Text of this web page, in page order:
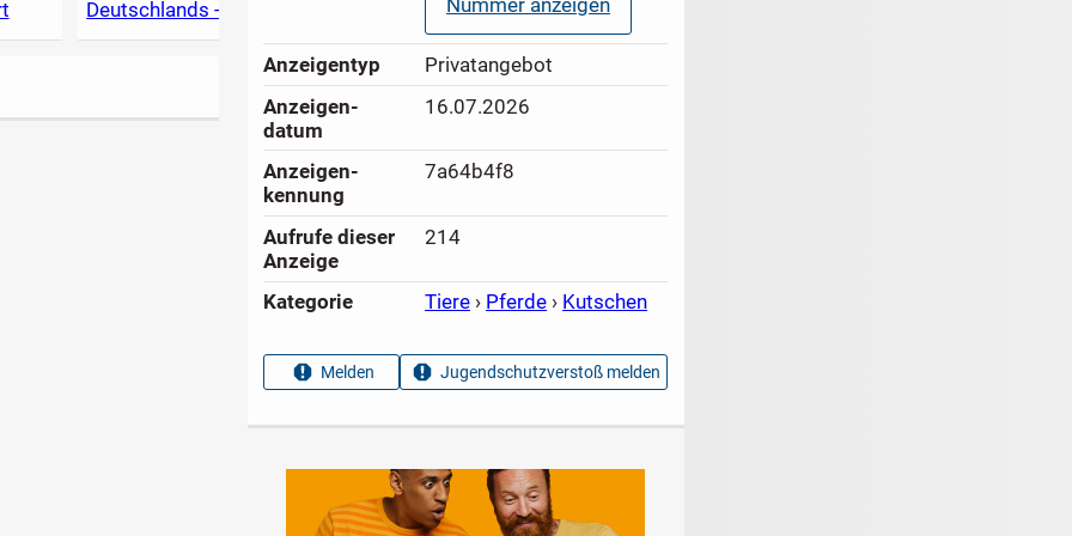
Deutschlands - A
A-Z im Überblick
Nummer anzeigen
Anzeigen­typ
Privatangebot
Anzeigen­
datum
16.07.2026
Anzeigen­
kennung
7a64b4f8
Aufrufe dieser
Anzeige
214
Kategorie Tiere › Pferde › Kutschen
Melden Jugendschutzverstoß melden